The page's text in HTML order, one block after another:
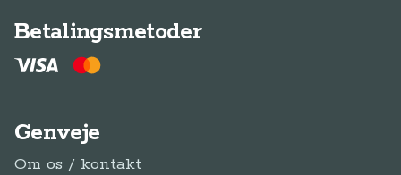
Betalingsmetoder
Genveje
Om os / kontakt